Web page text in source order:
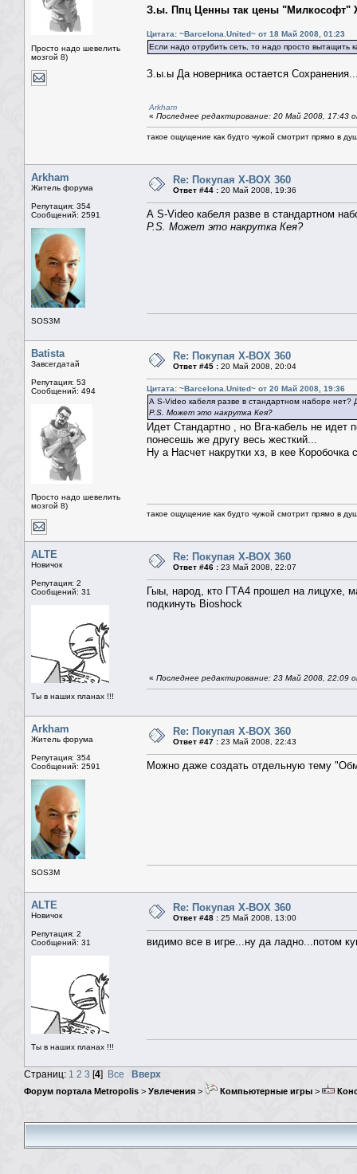
Просто надо шевелить
мозгой 8)
З.ы. Ппц Ценны так цены "Милкософт"
Цитата: ~Barcelona.United~ от 18 Май 2008, 01:23
Если надо отрубить сеть, то надо просто вытащить
З.ы.ы Да новерника остается
Arkham
« Последнее редактирование: 20 Май 2008, 17:43
такое ощущение как будто чужой смотрит прямо в
Arkham
Житель форума
Репутация: 354
Сообщений: 2591
SOS3M
Re: Покупая X-BOX 360
Ответ #44 : 20 Май 2008, 19:36
А S-Video кабеля разве в стандартном
P.S. Может это накрутка Кея?
Batista
Завсегдатай
Репутация: 53
Сообщений: 494
Просто надо шевелить
мозгой 8)
Re: Покупая X-BOX 360
Ответ #45 : 20 Май 2008, 20:04
Цитата: ~Barcelona.United~ от 20 Май 2008, 19:36
А S-Video кабеля разве в стандартном наборе нет?
P.S. Может это накрутка Кея?
Идет Стандартно , но Вга-кабель не идет
понесешь же другу весь жесткий...
Ну а Насчет накрутки хз, в кее
такое ощущение как будто чужой смотрит прямо в
ALTE
Новичок
Репутация: 2
Сообщений: 31
Ты в наших планах !!!
Re: Покупая X-BOX 360
Ответ #46 : 23 Май 2008, 22:07
Гыы, народ, кто ГТА4 прошел на лицухе,
подкинуть Bioshock
« Последнее редактирование: 23 Май 2008, 22:09
Arkham
Житель форума
Репутация: 354
Сообщений: 2591
SOS3M
Re: Покупая X-BOX 360
Ответ #47 : 23 Май 2008, 22:43
Можно даже создать отдельную тему
ALTE
Новичок
Репутация: 2
Сообщений: 31
Ты в наших планах !!!
Re: Покупая X-BOX 360
Ответ #48 : 25 Май 2008, 13:00
видимо все в игре...ну да ладно...потом
Страниц: 1 2 3 [4] Все Вверх
Форум портала Metropolis > Увлечения > Компьютерные игры >